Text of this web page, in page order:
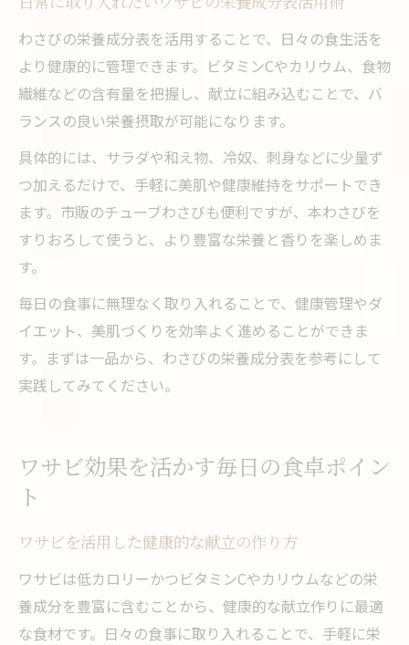
わさびの栄養成分表を活用することで、日々の食生活を
より健康的に管理できます。ビタミンCやカリウム、食物
繊維などの含有量を把握し、献立に組み込むことで、バ
ランスの良い栄養摂取が可能になります。
具体的には、サラダや和え物、冷奴、刺身などに少量ず
つ加えるだけで、手軽に美肌や健康維持をサポートでき
ます。市販のチューブわさびも便利ですが、本わさびを
すりおろして使うと、より豊富な栄養と香りを楽しめま
す。
毎日の食事に無理なく取り入れることで、健康管理やダ
イエット、美肌づくりを効率よく進めることができま
す。まずは一品から、わさびの栄養成分表を参考にして
実践してみてください。
ワサビ効果を活かす毎日の食卓ポイン
ト
ワサビを活用した健康的な献立の作り方
ワサビは低カロリーかつビタミンCやカリウムなどの栄
養成分を豊富に含むことから、健康的な献立作りに最適
な食材です。日々の食事に取り入れることで、手軽に栄